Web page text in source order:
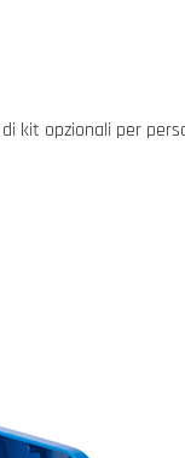
kit opzionali per